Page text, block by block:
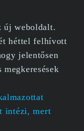
új weboldalt.
héttel felhívott
jelentősen
intézi, mert